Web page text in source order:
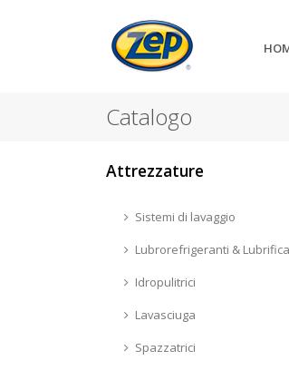
Catalogo
Attrezzature
Sistemi di lavaggio
Lubrorefrigeranti &
Idropulitrici
Lavasciuga
Spazzatrici